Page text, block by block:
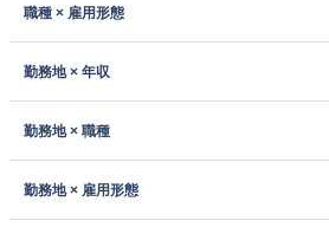
職種 × 雇用形態
勤務地 × 年収
勤務地 × 職種
勤務地 × 雇用形態